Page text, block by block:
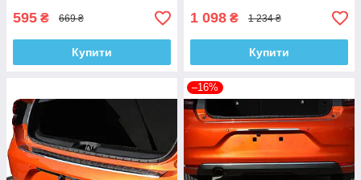
595 ₴ 669 ₴
Купити
1 098 ₴ 1 234 ₴
Купити
–16%